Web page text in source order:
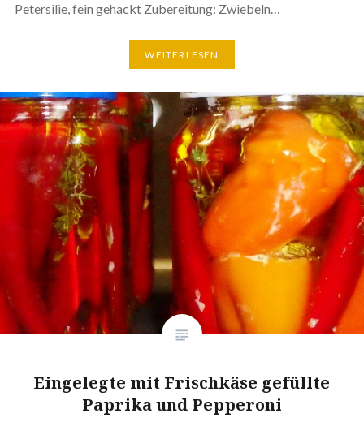
Petersilie, fein gehackt Zubereitung: Zwiebeln…
WEITERLESEN
Eingelegte mit Frischkäse gefüllte
Paprika und Pepperoni